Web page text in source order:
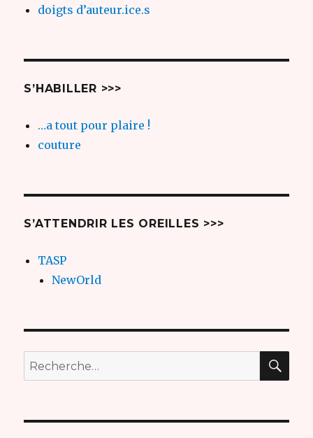
doigts d’auteur.ice.s
S’HABILLER >>>
…a tout pour plaire !
couture
S’ATTENDRIR LES OREILLES >>>
TASP
NewOrld
Recherche
pour